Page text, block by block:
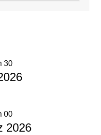
30
00
2026